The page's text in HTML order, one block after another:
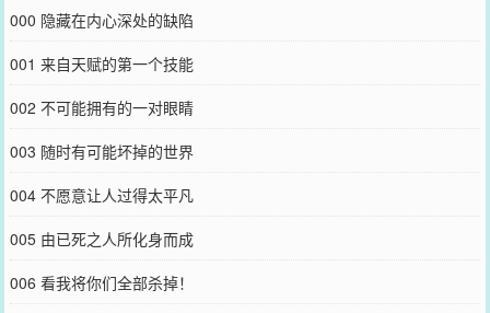
000 隐藏在内心深处的缺陷
001 来自天赋的第一个技能
002 不可能拥有的一对眼睛
003 随时有可能坏掉的世界
004 不愿意让人过得太平凡
005 由已死之人所化身而成
006 看我将你们全部杀掉！